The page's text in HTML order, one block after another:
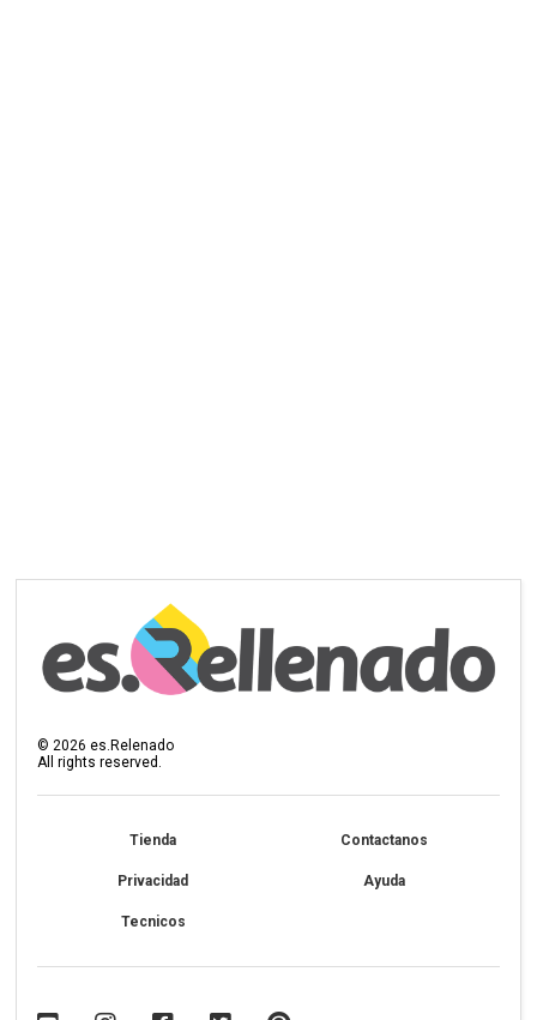
©2026 es.Relenado
All rights reserved.
Tienda Contactanos
Privacidad Ayuda
Tecnicos